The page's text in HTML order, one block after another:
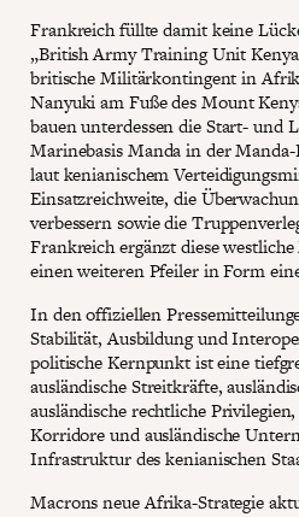
Frankreich füllte damit keine
„British Army Training Unit
britische Militärkontingent in
Nanyuki am Fuße des Mount
bauen unterdessen die Start- und
Marinebasis Manda in der
laut kenianischem
Einsatzreichweite, die
verbessern sowie die
Frankreich ergänzt diese
einen weiteren Pfeiler in Form
In den offiziellen
Stabilität, Ausbildung und
politische Kernpunkt ist eine
ausländische Streitkräfte,
ausländische rechtliche
Korridore und ausländische
Infrastruktur des kenianischen
Macrons neue Afrika-Strategie